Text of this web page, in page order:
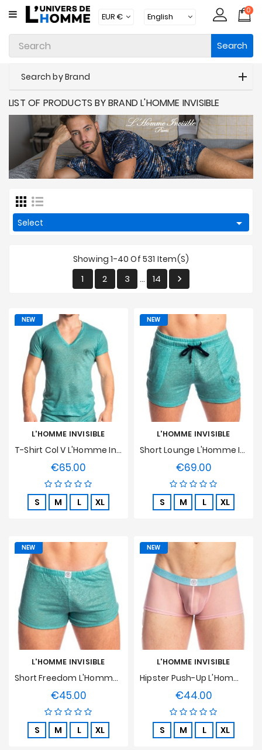
CATEGORY
Underwear
Loungewear
Accessories
Socks
Brands
0
Search
Search by Brand
LIST OF PRODUCTS BY BRAND L'HOMME INVISIBLE
Select 
Showing 1-40 Of 531 Item(s)
1 2 3 … 14 
L'HOMME INVISIBLE
T-Shirt Col V L'Homme Invisible - Nieuport
€65.00
S M L XL
NEW
L'HOMME INVISIBLE
Short Lounge L'Homme Invisible - Nieuport
€69.00Price
S M L XL
NEW
L'HOMME INVISIBLE
Short Freedom L'Homme Invisible - Nieuport
€45.00Price
S M L XL
NEW
L'HOMME INVISIBLE
Hipster Push-Up L'Homme Invisible - Kyoto
€44.00Price
S M L XL
NEW